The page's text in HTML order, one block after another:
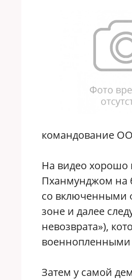
командование
На видео хорошо
Пханмунджом на
со включенными
зоне и далее
невозврата»),
военнопленными
Затем у самой